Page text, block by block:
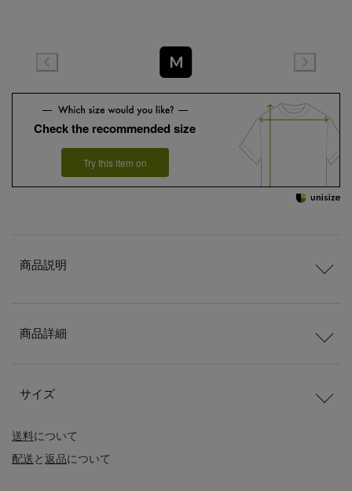
M
Check the recommended size
Try this item on
送料について
配送と返品について
商品説明
商品詳細
サイズ